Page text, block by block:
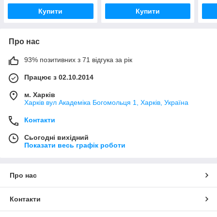
Купити Купити
Про нас
93% позитивних з 71 відгука за рік
Працює з 02.10.2014
м. Харків
Харків вул Академіка Богомольця 1, Харків, Україна
Контакти
Сьогодні вихідний
Показати весь графік роботи
Про нас
Контакти